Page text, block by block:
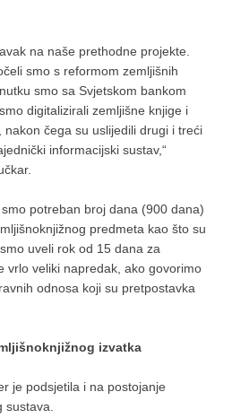
na naše prethodne projekte.
smo s reformom zemljišnih
smo sa Svjetskom bankom
digitalizirali zemljišne knjige i
nakon čega su uslijedili drugi i treći
informacijski sustav,“
smo potreban broj dana (900 dana)
predmeta kao što su
uveli rok od 15 dana za
vrlo veliki napredak, ako govorimo
odnosa koji su pretpostavka
izvatka
je podsjetila i na postojanje